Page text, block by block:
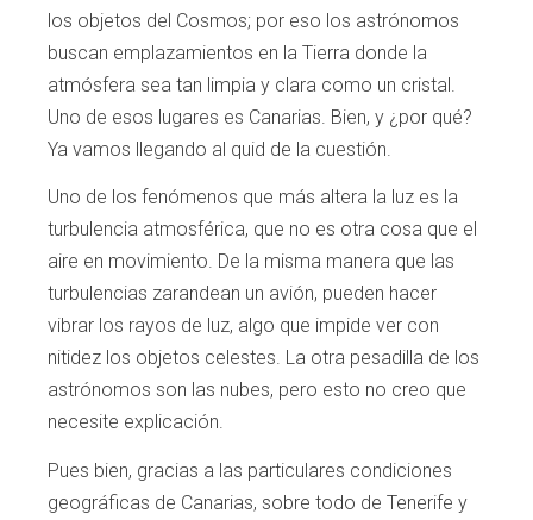
los objetos del Cosmos; por eso los astrónomos
buscan emplazamientos en la Tierra donde la
atmósfera sea tan limpia y clara como un cristal.
Uno de esos lugares es Canarias. Bien, y ¿por qué?
Ya vamos llegando al quid de la cuestión.
Uno de los fenómenos que más altera la luz es la
turbulencia atmosférica, que no es otra cosa que el
aire en movimiento. De la misma manera que las
turbulencias zarandean un avión, pueden hacer
vibrar los rayos de luz, algo que impide ver con
nitidez los objetos celestes. La otra pesadilla de los
astrónomos son las nubes, pero esto no creo que
necesite explicación.
Pues bien, gracias a las particulares condiciones
geográficas de Canarias, sobre todo de Tenerife y